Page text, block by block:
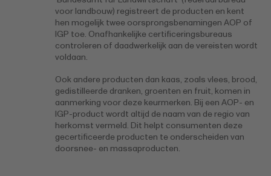
voor landbouw) registreert de producten en kent
hen mogelijk twee oorsprongsbenamingen AOP of
IGP toe. Onafhankelijke certificeringsbureaus
controleren of daadwerkelijk aan de vereisten wordt
voldaan.
Ook andere producten dan kaas, zoals vlees, brood,
gedistilleerde dranken, groenten en fruit, komen in
aanmerking voor deze keurmerken. Bij een AOP- en
IGP-product wordt altijd de naam van de regio van
herkomst vermeld. Dit helpt consumenten deze
gecertificeerde producten te onderscheiden van
doorsnee- en massaproducten.